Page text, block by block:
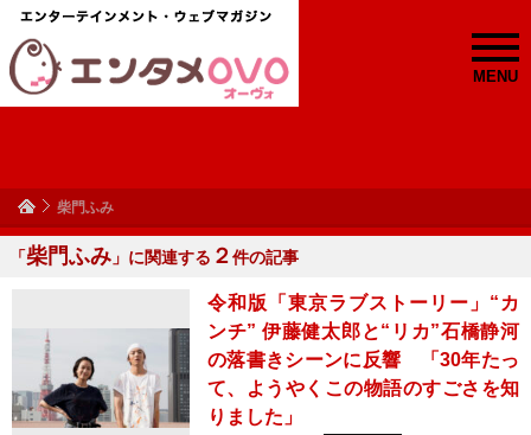
MENU
柴門ふみ
「柴門ふみ 」に関連する ２件の記事
令和版「東京ラブストーリー」“カ
ンチ” 伊藤健太郎と“リカ”石橋静河
の落書きシーンに反響 「30年たっ
て、ようやくこの物語のすごさを知
りました」